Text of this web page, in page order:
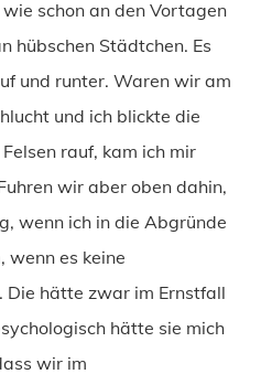
schon an den Vortagen
hübschen Städtchen. Es
und runter. Waren wir am
und ich blickte die
rauf, kam ich mir
wir aber oben dahin,
wenn ich in die Abgründe
wenn es keine
hätte zwar im Ernstfall
hätte sie mich
wir im